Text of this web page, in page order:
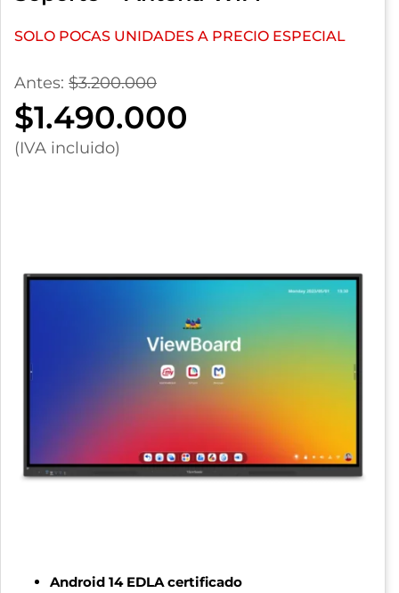
SOLO POCAS UNIDADES A PRECIO ESPECIAL
Antes: $3.200.000
$1.490.000
(IVA incluido)
Android 14 EDLA certificado